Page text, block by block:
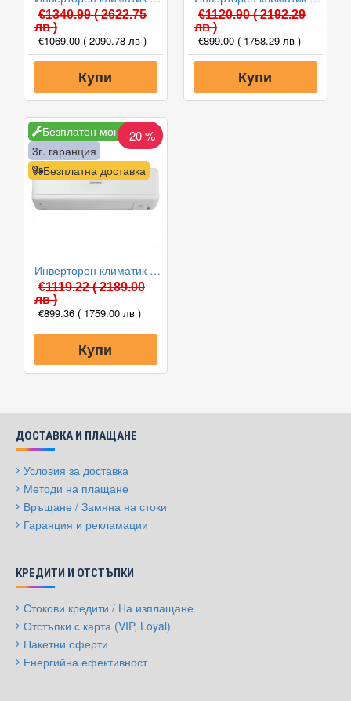
€1340.99( 2622.75
лв )
€1069.00 ( 2090.78 лв )
Купи
€1120.90( 2192.29
лв )
€899.00 ( 1758.29 лв )
Купи
Безплатен монтаж
Безплатна доставка
3г. гаранция
-20 %
Инверторен климатик Mitsubishi Heavy SRK35ZSP-W/SRC35ZSP-W STANDARD, 12000 BTU, Клас A++
€1119.22( 2189.00
лв )
€899.36 ( 1759.00 лв )
Купи
ДОСТАВКА И ПЛАЩАНЕ
Условия за доставка
Методи на плащане
Връщане / Замяна на стоки
Гаранция и рекламации
КРЕДИТИ И ОТСТЪПКИ
Стокови кредити / На изплащане
Отстъпки с карта (VIP, Loyal)
Пакетни оферти
Енергийна ефективност